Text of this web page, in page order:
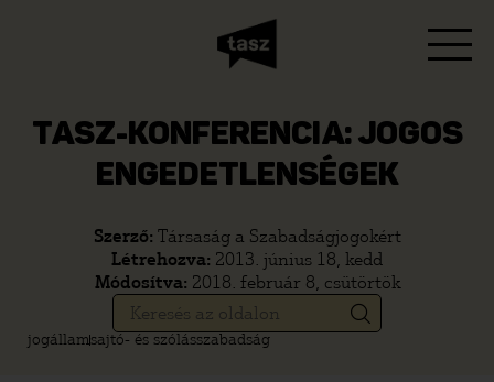
TASZ-KONFERENCIA: JOGOS
ENGEDETLENSÉGEK
Szerző: Társaság a Szabadságjogokért
Létrehozva: 2013. június 18, kedd
Módosítva: 2018. február 8, csütörtök
jogállamsajtó- és szólásszabadság